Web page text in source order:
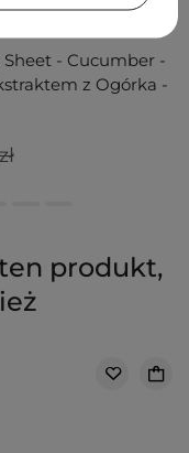
Sheet - Cucumber -
z Ogórka -
produkt,